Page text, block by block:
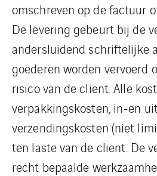
omschreven op de factuur
De levering gebeurt bij de
andersluidend schriftelijke
goederen worden vervoerd
risico van de client. Alle
verpakkingskosten, in-en
verzendingskosten (niet
ten laste van de client. De
recht bepaalde